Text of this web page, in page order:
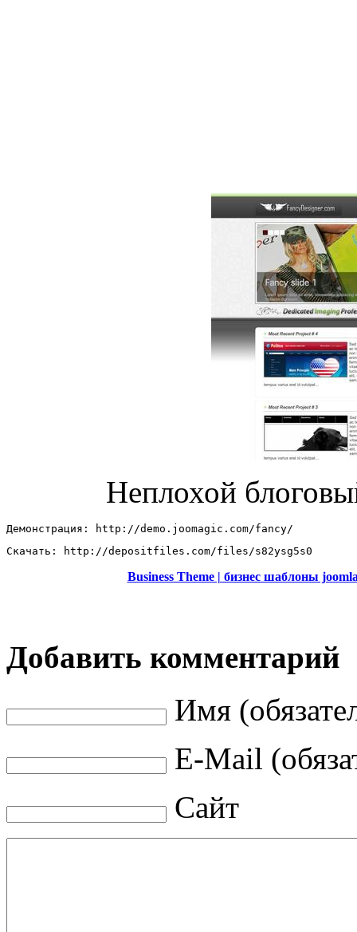
Неплохой
Демонстрация: http://demo.joomagic.com/fancy/
Скачать: http://depositfiles.com/files/s82ysg5s0
Business Theme | бизнес шаблоны
Добавить комментарий
Имя
E-Mail
Сайт